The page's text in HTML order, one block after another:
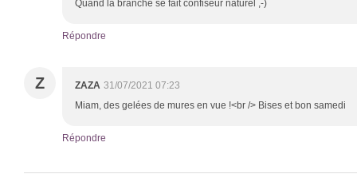
Quand la branche se fait confiseur naturel ,-)
Répondre
Z ZAZA 31/07/2021 07:23
Miam, des gelées de mures en vue !<br /> Bises et bon samedi
Répondre